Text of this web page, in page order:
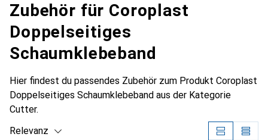
Zubehör für Coroplast
Doppelseitiges
Schaumklebeband
Hier findest du passendes Zubehör zum Produkt Coroplast
Doppelseitiges Schaumklebeband aus der Kategorie
Cutter.
Relevanz